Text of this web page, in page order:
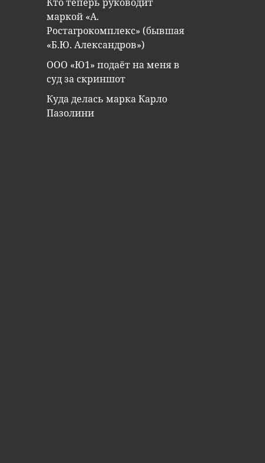
маркой «А.
Ростагрокомплекс» (бывшая
«Б.Ю. Александров»)
ООО «Ю1» подаёт на меня в
суд за скриншот
Куда делась марка Карло
Пазолини